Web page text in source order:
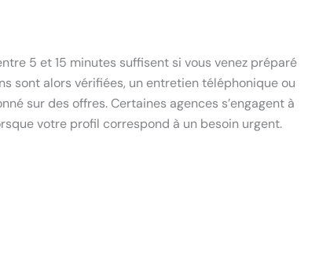
5 et 15 minutes suffisent si vous venez préparé
sont alors vérifiées, un entretien téléphonique ou
sur des offres. Certaines agences s’engagent à
votre profil correspond à un besoin urgent.